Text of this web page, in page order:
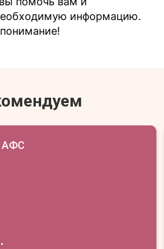
информацию.
АФС